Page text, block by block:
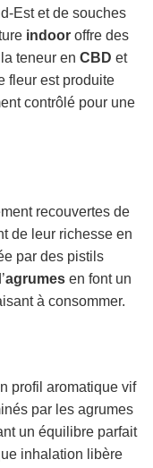
Est et de souches
indoor offre des
teneur en CBD et
fleur est produite
contrôlé pour une
recouvertes de
de leur richesse en
par des pistils
agrumes en font un
à consommer.
profil aromatique vif
par les agrumes
un équilibre parfait
inhalation libère